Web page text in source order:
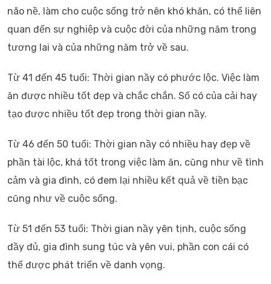
não nề, làm cho cuộc sống trở nên khó khăn, có thể liên
quan đến sự nghiệp và cuộc đời của những năm trong
tương lai và của những năm trở về sau.
Từ 41 đến 45 tuổi: Thời gian nầy có phước lộc. Việc làm
ăn được nhiều tốt đẹp và chắc chắn. Số có của cải hay
tạo được nhiều tốt đẹp trong thời gian nầy.
Từ 46 đến 50 tuổi: Thời gian nầy có nhiều hay đẹp về
phần tài lộc, khá tốt trong việc làm ăn, cũng như về tình
cảm và gia đình, có đem lại nhiều kết quả về tiền bạc
cũng như về cuộc sống.
Từ 51 đến 53 tuổi: Thời gian nầy yên tịnh, cuộc sống
đầy đủ, gia đình sung túc và yên vui, phần con cái có
thể được phát triển về danh vọng.